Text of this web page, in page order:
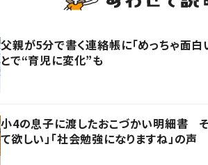
父親が5分で書く連絡帳に「めっちゃ面
とで“育児に変化”も
小4の息子に渡したおこづかい明細書
て欲しい」「社会勉強になりますね」の声